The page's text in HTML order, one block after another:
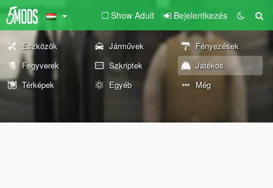
Show Adult Bejelentkezés
Eszközök Járművek
Fényezések
Fegyverek
Szkriptek
Játékos
Térképek
Egyéb Még